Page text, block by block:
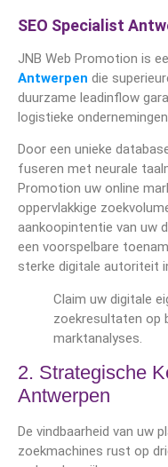
SEO Specialist
JNB Web Promotion is
Antwerpen die
duurzame leadinflow
logistieke
Door een unieke
fuseren met neurale
Promotion uw online
oppervlakkige
aankoopintentie van uw
een voorspelbare
sterke digitale autoriteit
Claim uw digitale
zoekresultaten op
marktanalyses.
2. Strategische
Antwerpen
De vindbaarheid van uw
zoekmachines rust op